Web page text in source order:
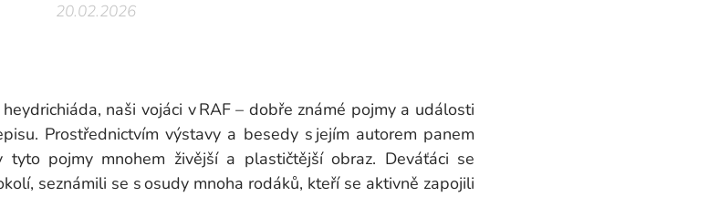
20.02.2026
naši vojáci v RAF – dobře známé pojmy a události
Prostřednictvím výstavy a besedy s jejím autorem panem
tyto pojmy mnohem živější a plastičtější obraz. Deváťáci se
seznámili se s osudy mnoha rodáků, kteří se aktivně zapojili